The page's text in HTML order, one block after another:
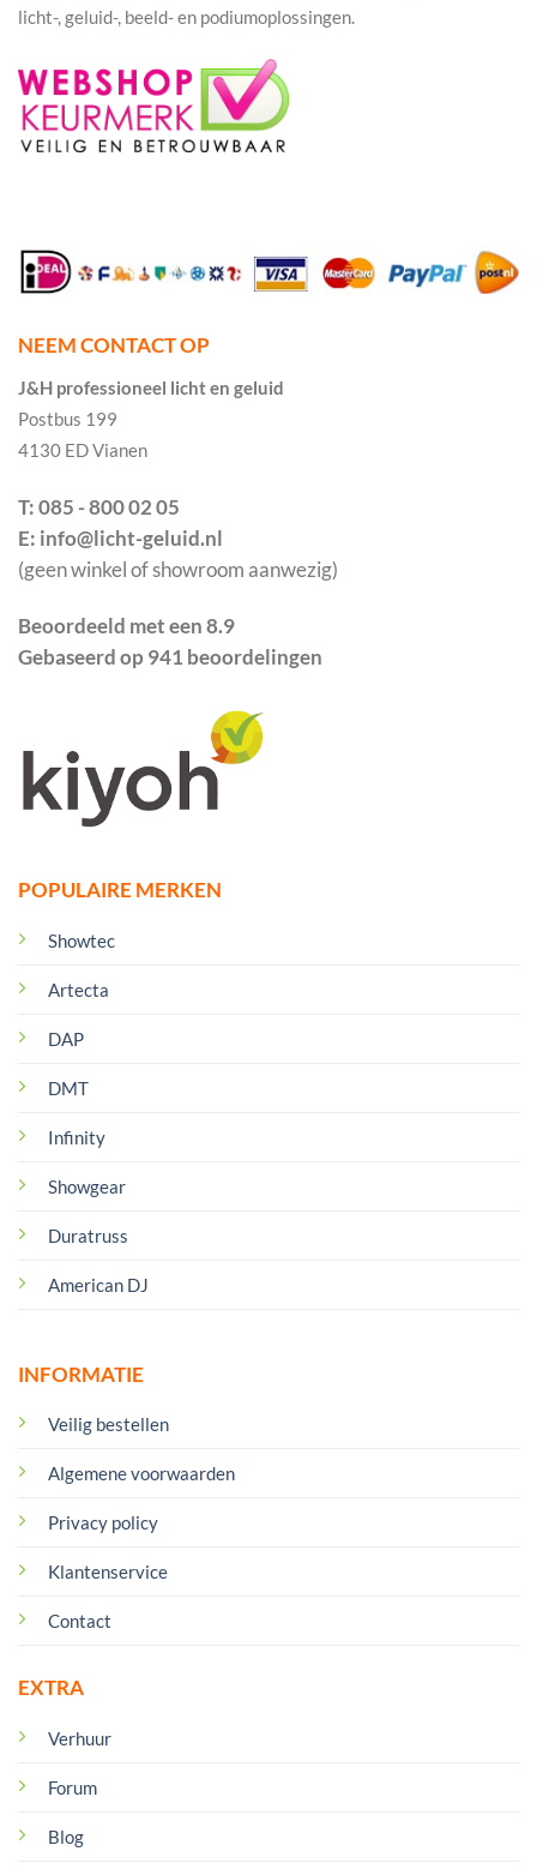
licht-, geluid-, beeld- en podiumoplossingen.
POPULAIRE MERKEN
Showtec
Artecta
DAP
DMT
Infinity
Showgear
Duratruss
American DJ
INFORMATIE
Veilig bestellen
Algemene voorwaarden
Privacy policy
Klantenservice
Contact
EXTRA
Verhuur
Forum
Blog
NEEM CONTACT OP
J&H professioneel licht en geluid
Postbus 199
4130 ED Vianen
T: 085 - 800 02 05
E: info@licht-geluid.nl
(geen winkel of showroom aanwezig)
Beoordeeld met een 8.9
Gebaseerd op 941 beoordelingen